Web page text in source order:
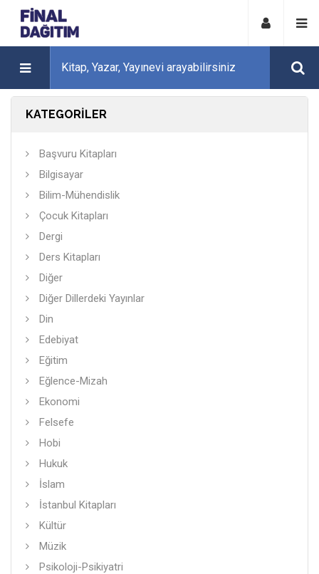
KATEGORİLER
Başvuru Kitapları
Bilgisayar
Bilim-Mühendislik
Çocuk Kitapları
Dergi
Ders Kitapları
Diğer
Diğer Dillerdeki Yayınlar
Din
Edebiyat
Eğitim
Eğlence-Mizah
Ekonomi
Felsefe
Hobi
Hukuk
İslam
İstanbul Kitapları
Kültür
Müzik
Psikoloji-Psikiyatri